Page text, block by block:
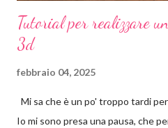
Tutorial per realizzare
3d
febbraio 04, 2025
Mi sa che è un po' troppo tardi
Io mi sono presa una pausa, che